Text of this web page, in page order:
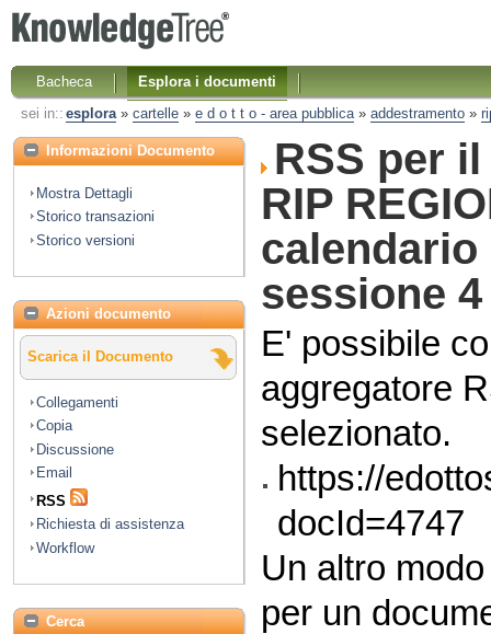
Bacheca
Esplora i documenti
sei in:: esplora» cartelle» e d o t t o - area pubblica» addestramento»
Informazioni Documento
Mostra Dettagli
Storico transazioni
Storico versioni
Azioni documento
Scarica il Documento
Collegamenti
Copia
Discussione
Email
RSS
Richiesta di assistenza
Workflow
Cerca
RSS per
RIP
sessione
E' possibile
aggregatore
selezionato.
https://
docId=4747
Un altro
per un